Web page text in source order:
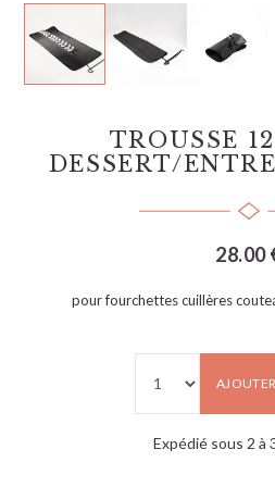
TROUSSE
DESSERT/
28.00
pour fourchettes cuillères
Expédié sous 2 à